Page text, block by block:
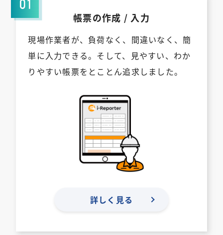
帳票の作成 / 入力
現場作業者が、負荷なく、間違いなく、簡
単に⼊⼒できる。そして、⾒やすい、わか
りやすい帳票をとことん追求しました。
詳しく見る